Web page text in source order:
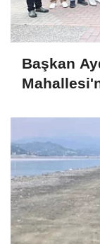
Başkan